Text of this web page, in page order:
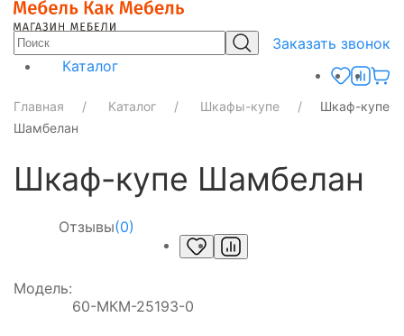
Заказать звонок
Каталог
Главная Каталог Шкафы-купе
Шкаф-купе
Шамбелан
Шкаф-купе Шамбелан
Отзывы(0)
Модель:
60-МКМ-25193-0